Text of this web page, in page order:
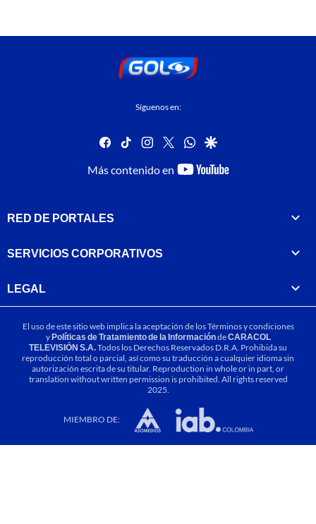
Síguenos en:
facebook
tiktok instagram
twitterwhatsapp
google
Más contenido en
youtube-
RED DE PORTALES
SERVICIOS CORPORATIVOS
LEGAL
El uso de este sitio web implica la aceptación de losTérminos y condiciones
yPolíticas de Tratamiento de la InformacióndeCARACOL
TELEVISIÓN S.A.Todos los Derechos Reservados D.R.A. Prohibida su
reproducción total o parcial, así como su traducción a cualquier idioma sin
autorización escrita de su titular. Reproduction in whole or in part, or
translation without written permission is prohibited. All rights reserved
2025.
MIEMBRO DE: